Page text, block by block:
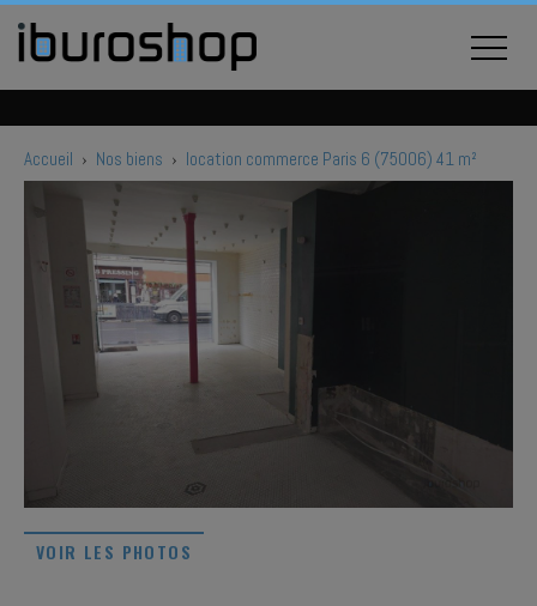
Accueil › Nos biens › location commerce Paris 6 (75006) 41 m²
VOIR LES PHOTOS